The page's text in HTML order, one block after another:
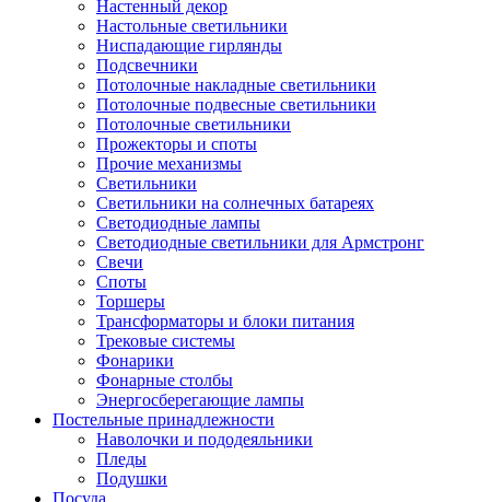
Настенный декор
Настольные светильники
Ниспадающие гирлянды
Подсвечники
Потолочные накладные светильники
Потолочные подвесные светильники
Потолочные светильники
Прожекторы и споты
Прочие механизмы
Светильники
Светильники на солнечных батареях
Светодиодные лампы
Светодиодные светильники для Армстронг
Свечи
Споты
Торшеры
Трансформаторы и блоки питания
Трековые системы
Фонарики
Фонарные столбы
Энергосберегающие лампы
Постельные принадлежности
Наволочки и пододеяльники
Пледы
Подушки
Посуда